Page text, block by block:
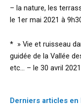
– la nature, les
le 1er mai 2021 à
* » Vie et ruisseau
guidée de la Vallée
etc… – le 30 avril
Derniers articles en